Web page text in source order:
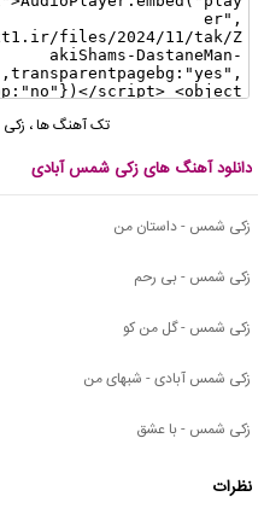
تک آهنگ ها،
دانلود آهنگ های زکی شمس آبادی
زکی شمس - داستان من
زکی شمس - بی رحم
زکی شمس - گل من کو
زکی شمس آبادی - شبهای من
زکی شمس - با عشق
نظرات